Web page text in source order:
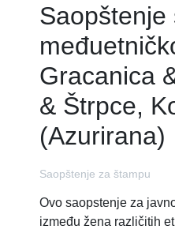
Saopštenje
Gracanica
& Štrpce,
(Azurirana)
Saopštenje za štampu
Ovo saopstenje za
između žena različitih